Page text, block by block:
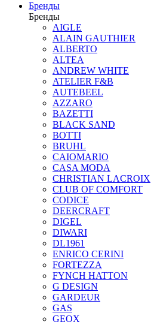
Бренды
Бренды
AIGLE
ALAIN GAUTHIER
ALBERTO
ALTEA
ANDREW WHITE
ATELIER F&B
AUTEBEEL
AZZARO
BAZETTI
BLACK SAND
BOTTI
BRUHL
CAIOMARIO
CASA MODA
CHRISTIAN LACROIX
CLUB OF COMFORT
CODICE
DEERCRAFT
DIGEL
DIWARI
DL1961
ENRICO CERINI
FORTEZZA
FYNCH HATTON
G DESIGN
GARDEUR
GAS
GEOX